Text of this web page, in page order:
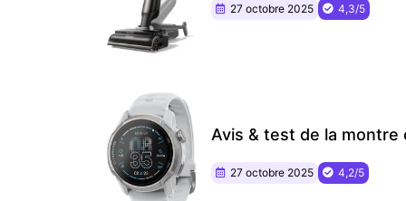
27 octobre 2025 4,3/5
Avis & test de la montre
27 octobre 2025 4,2/5